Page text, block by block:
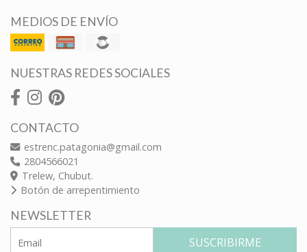
MEDIOS DE ENVÍO
NUESTRAS REDES SOCIALES
CONTACTO
estrenc.patagonia@gmail.com
2804566021
Trelew, Chubut.
Botón de arrepentimiento
NEWSLETTER
SUSCRIBIRME